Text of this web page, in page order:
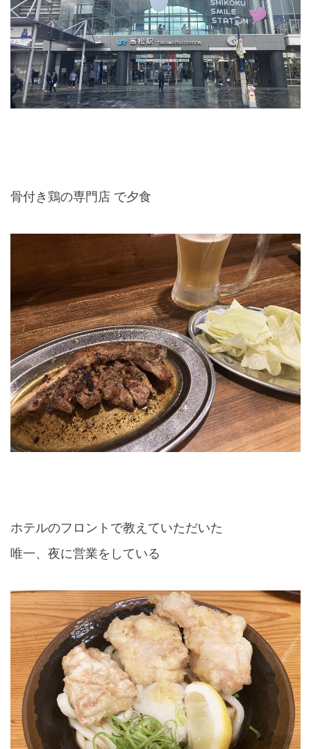
骨付き鶏の専門店 で夕食
ホテルのフロントで教えていただいた
唯一、夜に営業をしている